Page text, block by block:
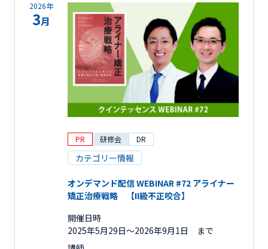
2026年
3月
PR 研修会 DR
カテゴリー情報
オンデマンド配信 WEBINAR #72 アライナー
矯正治療戦略 【II級不正咬合】
開催日時
2025年5月29日〜2026年9月1日 まで